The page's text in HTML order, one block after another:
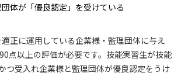
体が「優良認定」を受けている
正に運用している企業様・監理団体に与え
点以上の評価が必要です。技能実習生が技能
つ受入れ企業様と監理団体が優良認定をうけ